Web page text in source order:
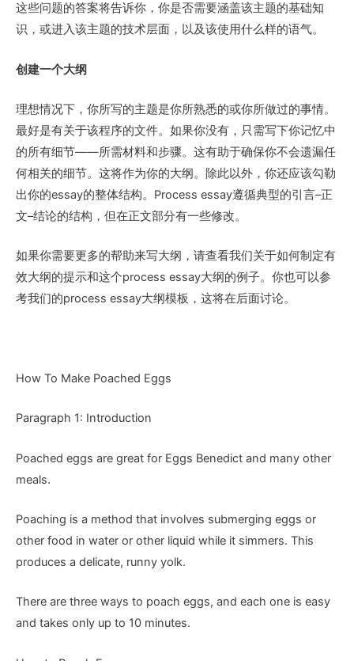
这些问题的答案将告诉你，你是否需要涵盖该主题的基础知
识，或进入该主题的技术层面，以及该使用什么样的语气。
创建一个大纲
理想情况下，你所写的主题是你所熟悉的或你所做过的事情。
最好是有关于该程序的文件。如果你没有，只需写下你记忆中
的所有细节——所需材料和步骤。这有助于确保你不会遗漏任
何相关的细节。这将作为你的大纲。除此以外，你还应该勾勒
出你的essay的整体结构。Process essay遵循典型的引言–正
文–结论的结构，但在正文部分有一些修改。
如果你需要更多的帮助来写大纲，请查看我们关于如何制定有
效大纲的提示和这个process essay大纲的例子。你也可以参
考我们的process essay大纲模板，这将在后面讨论。
How To Make Poached Eggs
Paragraph 1: Introduction
Poached eggs are great for Eggs Benedict and many other
meals.
Poaching is a method that involves submerging eggs or
other food in water or other liquid while it simmers. This
produces a delicate, runny yolk.
There are three ways to poach eggs, and each one is easy
and takes only up to 10 minutes.